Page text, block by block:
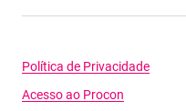
Política de Privacidade
Acesso ao Procon